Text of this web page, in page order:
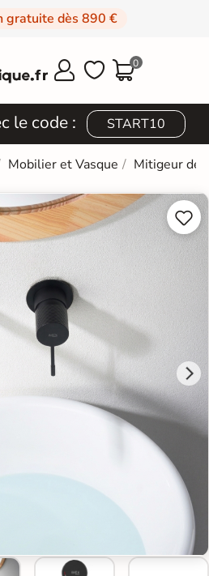
gratuite dès 890 €
  0
le code : START10
Mobilier et Vasque Mitigeur de

